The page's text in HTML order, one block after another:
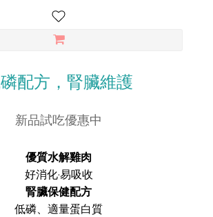
配方，腎臟維護
新品試吃優惠中
優質水解雞肉
好消化·易吸收
腎臟保健配方
低磷、適量蛋白質